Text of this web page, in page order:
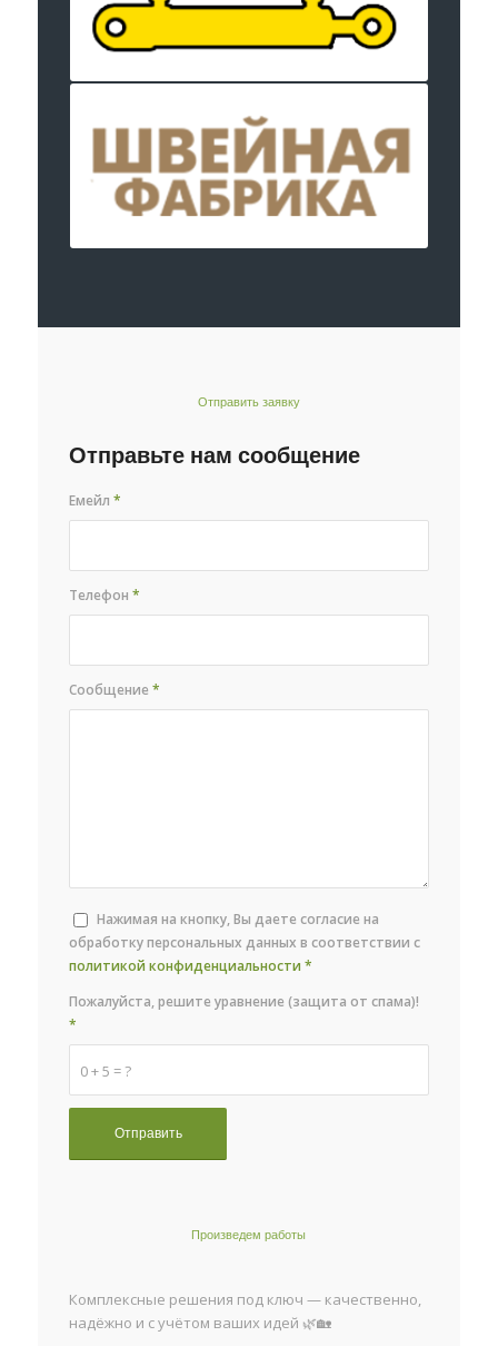
Отправить заявку
Отправьте нам сообщение
Емейл*
Телефон*
Сообщение*
Нажимая на кнопку, Вы даете согласие на
обработку персональных данных в соответствии с
политикой конфиденциальности *
0 + 5 = ?
Пожалуйста, решите уравнение (защита от спама)!
*
Произведем работы
Комплексные решения под ключ — качественно,
надёжно и с учётом ваших идей 🌿🏡